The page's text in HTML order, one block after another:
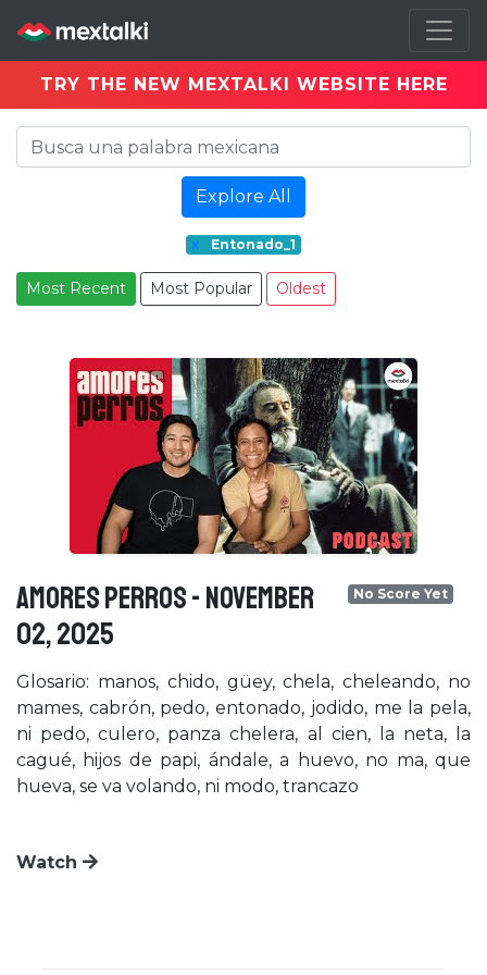
TRY THE NEW MEXTALKI WEBSITE HERE
Explore All
x Entonado_1
Most Recent Most Popular Oldest
AMORES PERROS - November
02, 2025
No Score Yet
Glosario: manos, chido, güey, chela, cheleando, no
mames, cabrón, pedo, entonado, jodido, me la pela,
ni pedo, culero, panza chelera, al cien, la neta, la
cagué, hijos de papi, ándale, a huevo, no ma, que
hueva, se va volando, ni modo, trancazo
Watch